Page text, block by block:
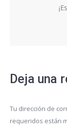
Deja una
Tu dirección de
requeridos están